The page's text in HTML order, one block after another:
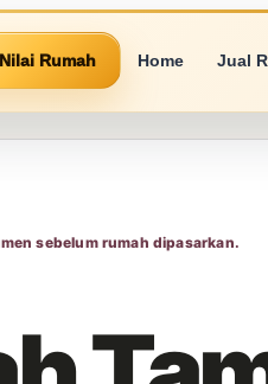
Rumah Home Jual
sebelum rumah dipasarkan.